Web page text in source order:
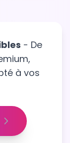
- De
à vos